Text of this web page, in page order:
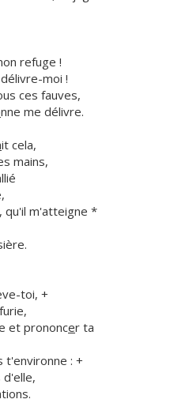
refuge !
moi !
ces fauves,
nne me délivre.
it cela,
mains,
qu'il m'atteigne *
toi, +
et prononcer ta
t'environne : +
d'elle,